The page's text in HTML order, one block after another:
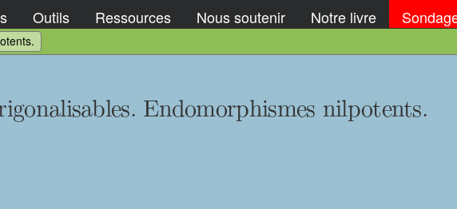
Outils Ressources Nous soutenir Notre livre
Endomorphismes nilpotents.